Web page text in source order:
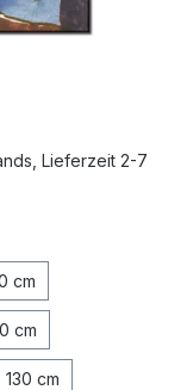
Lieferzeit 2-7
cm
cm
cm